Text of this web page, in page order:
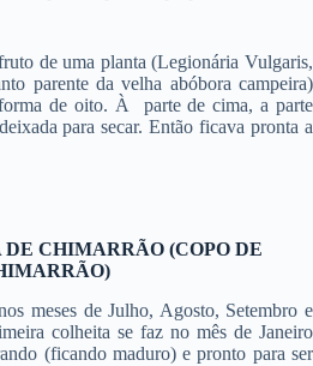
de uma planta (Legionária Vulgaris,
parente da velha abóbora campeira)
de oito. À parte de cima, a parte
para secar. Então ficava pronta a
CHIMARRÃO (COPO DE
meses de Julho, Agosto, Setembro e
colheita se faz no mês de Janeiro
(ficando maduro) e pronto para ser